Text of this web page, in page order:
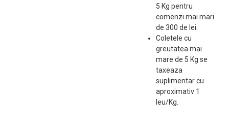
5 Kg pentru
comenzi mai mari
de 300 de lei.
Coletele cu
greutatea mai
mare de 5 Kg se
taxeaza
suplimentar cu
aproximativ 1
leu/Kg.